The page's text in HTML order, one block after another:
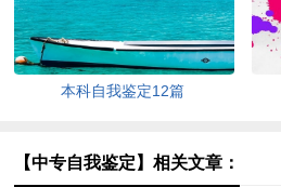
本科自我鉴定12篇
【中专自我鉴定】相关文章：